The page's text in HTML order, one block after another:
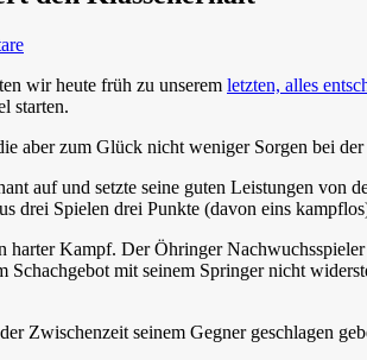
wir heute früh zu unserem letzten, alles
starten.
aber zum Glück nicht weniger Sorgen bei
auf und setzte seine guten Leistungen von
drei Spielen drei Punkte (davon eins
harter Kampf. Der Öhringer
Schachgebot mit seinem Springer nicht
Zwischenzeit seinem Gegner geschlagen